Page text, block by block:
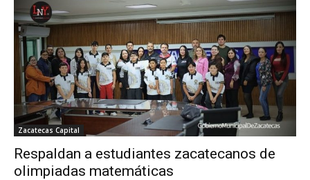
Zacatecas Capital
Respaldan a estudiantes zacatecanos de
olimpiadas matemáticas